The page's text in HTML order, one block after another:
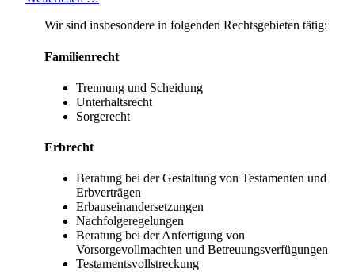
Wir sind insbesondere in folgenden Rechtsgebieten tätig:
Familienrecht
Trennung und Scheidung
Unterhaltsrecht
Sorgerecht
Erbrecht
Beratung bei der Gestaltung von Testamenten und
Erbverträgen
Erbauseinandersetzungen
Nachfolgeregelungen
Beratung bei der Anfertigung von
Vorsorgevollmachten und Betreuungsverfügungen
Testamentsvollstreckung